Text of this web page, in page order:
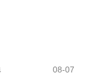
08-07